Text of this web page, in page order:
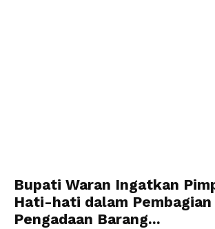
Bupati Waran Ingatkan
Hati-hati dalam
Pengadaan Barang...